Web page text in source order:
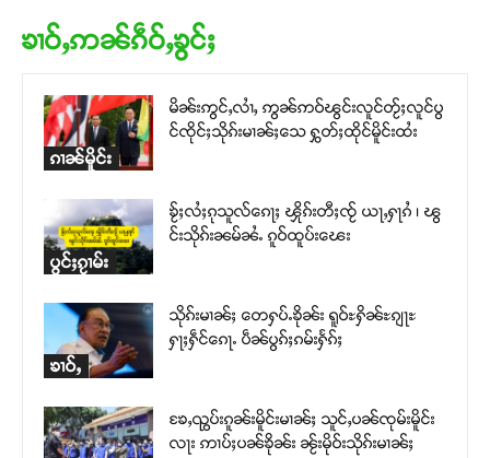
ၶၢဝ်ႇဢၼ်ၵဵဝ်ႇၶွင်ႈ
ၵၢၼ်မိူင်း
မိၼ်းဢွင်ႇလၢႆႇ ဢွၼ်ဢဝ်ၽွင်းလူင်တႂ်ႈလူင်ပွ
င်ၸိုင်ႈသိုၵ်းမၢၼ်ႈသေ ႁွတ်ႈထိုင်မိူင်းထႆး
ပွင်ႈၵႂၢမ်း
ၶႂ်ႈလႆႈၵုသူလ်ၵေႃႈ ၾိုၵ်းတီႈၸႂ် ယႃႇႁႃၵႆ ၊ ၽွ
င်းသိုၵ်းၼမ်ၼႆႉ ၵူဝ်ထူပ်းၽေး
ၶၢဝ်ႇ
သိုၵ်းမၢၼ်ႈ တေႁပ်ႉၶိုၼ်း ရူဝ်ႊႁိၼ်ႊၵျႃႊ
ႁႃႈႁဵင်ၵေႃႉ ပဵၼ်ပွၵ်ႈၵမ်းႁႅၵ်ႈ
ၶႄႇၺွပ်းၵူၼ်းမိူင်းမၢၼ်ႈ သူင်ႇပၼ်ၸုမ်းမိူင်း
လႃး ဢၢပ်ႈပၼ်ၶိုၼ်း ၼႂ်းမိုဝ်းသိုၵ်းမၢၼ်ႈ